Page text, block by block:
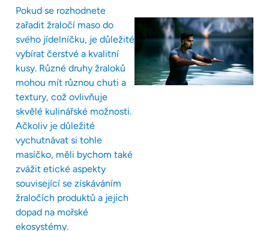
Pokud se rozhodnete
zařadit žraločí maso do
svého jídelníčku, je důležité
vybírat čerstvé a kvalitní
kusy. Různé druhy žraloků
mohou mít různou chuti a
textury, což ovlivňuje
skvělé kulinářské možnosti.
Ačkoliv je důležité
vychutnávat si tohle
masíčko, měli bychom také
zvážit etické aspekty
související se získáváním
žraločích produktů a jejich
dopad na mořské
ekosystémy.